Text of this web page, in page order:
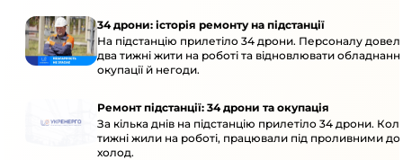
34 дрони: історія ремонту на підстанції
На підстанцію прилетіло 34 дрони. Персоналу
два тижні жити на роботі та відновлювати
окупації й негоди.
Ремонт підстанції: 34 дрони та окупація
За кілька днів на підстанцію прилетіло 34 дрони.
тижні жили на роботі, працювали під проливними
холод.